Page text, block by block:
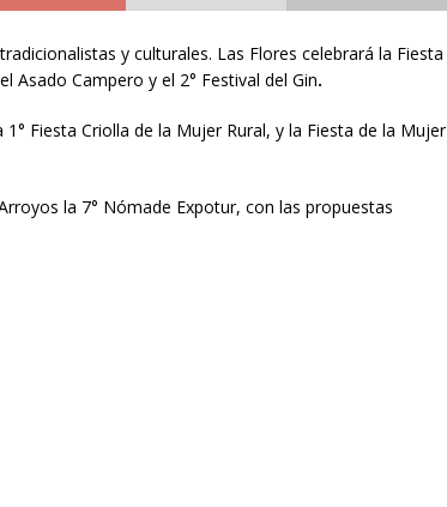
y culturales. Las Flores celebrará la Fiesta
Asado Campero y el 2° Festival del Gin.
Fiesta Criolla de la Mujer Rural, y la Fiesta de la Mujer
la 7° Nómade Expotur, con las propuestas